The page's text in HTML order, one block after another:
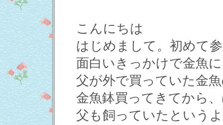
こんにちは
はじめまして。初めて
面白いきっかけで金魚
父が外で買っていた金
金魚鉢買ってきてから
父も飼っていたという